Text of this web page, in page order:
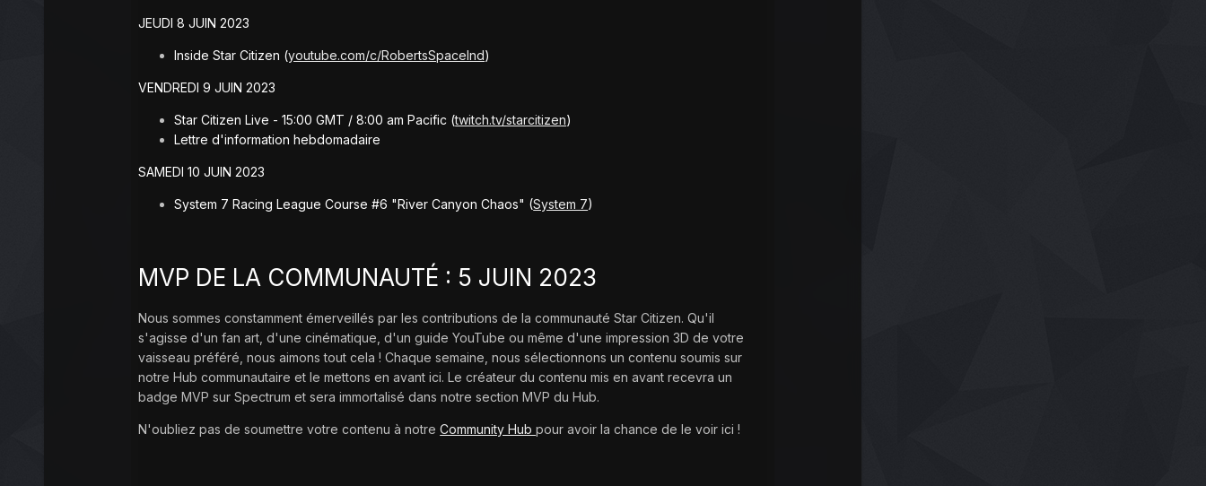
JEUDI 8 JUIN 2023
Inside Star Citizen (youtube.com/c/RobertsSpaceInd)
VENDREDI 9 JUIN 2023
Star Citizen Live - 15:00 GMT / 8:00 am Pacific (twitch.tv/starcitizen)
Lettre d'information hebdomadaire
SAMEDI 10 JUIN 2023
System 7 Racing League Course #6 "River Canyon Chaos" (System 7)
MVP DE LA COMMUNAUTÉ : 5 JUIN 2023
Nous sommes constamment émerveillés par les contributions de la communauté Star Citizen. Qu'il
s'agisse d'un fan art, d'une cinématique, d'un guide YouTube ou même d'une impression 3D de votre
vaisseau préféré, nous aimons tout cela ! Chaque semaine, nous sélectionnons un contenu soumis sur
notre Hub communautaire et le mettons en avant ici. Le créateur du contenu mis en avant recevra un
badge MVP sur Spectrum et sera immortalisé dans notre section MVP du Hub.
N'oubliez pas de soumettre votre contenu à notreCommunity Hubpour avoir la chance de le voir ici !